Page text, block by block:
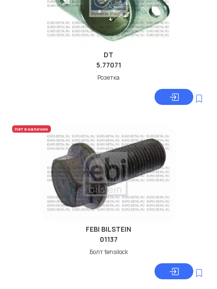
DT
5.77071
Розетка
Нет в наличии
FEBI BILSTEIN
01137
Болт tensilock